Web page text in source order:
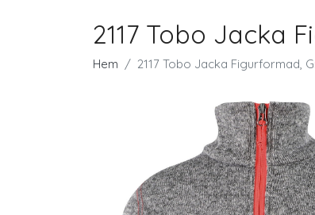
2117 Tobo Jacka
Hem 2117 Tobo Jacka Figurformad,